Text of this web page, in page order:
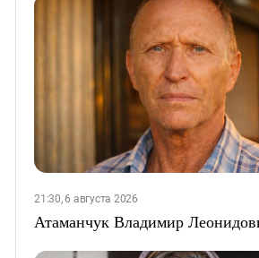
21:30, 6 августа 2026
Атаманчук Владимир